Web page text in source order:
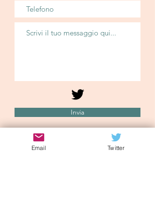
Invia
Email Twitter